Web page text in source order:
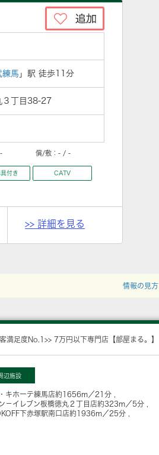
練馬 」駅 徒歩11分
３丁目38-27
- 償/敷： - / -
付き CATV
>> 詳細を見る
情報の見方
満足度No.1>> 7万円以下専門店【部屋まる。】
辺施設
キホーテ練馬店約1656m／21分
－イレブン板橋徳丸２丁目店約323m／5分
下赤塚駅南口店約1936m／25分